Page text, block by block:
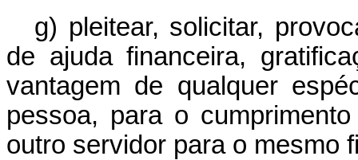
g) pleitear, solicitar,
de ajuda financeira,
vantagem de qualquer
pessoa, para o
outro servidor para o mesmo